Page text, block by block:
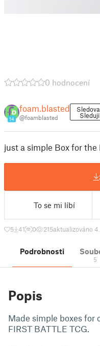
0 hodnocení
14
foam.blasted
@foamblasted Sleduji
just a simple Box for the
To se mi líbí
5 41 0 215aktualizováno
Podrobnosti
5
Popis
Made simple boxes for
FIRST BATTLE TCG.